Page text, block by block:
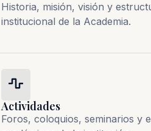
Historia, misión, visión y
institucional de la Academia.
Actividades
Foros, coloquios, seminarios y